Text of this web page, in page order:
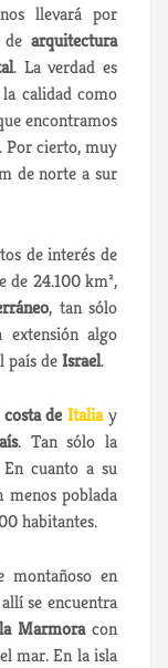
llevará por
arquitectura
. La verdad es
calidad como
encontramos
Por cierto, muy
de norte a sur
de interés de
de 24.100 km²,
, tan sólo
algo
país deIsrael.
de Italiay
. Tan sólo la
cuanto a su
poblada
habitantes.
en
se encuentra
Marmoracon
mar. En la isla